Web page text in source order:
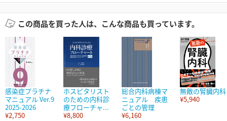
この商品を買った人は、こんな商品も買っています。
感染症プラチナ
マニュアル Ver.9
2025-2026
¥2,750
ホスピタリスト
のための内科診
療フローチャ...
¥8,800
総合内科病棟マ
ニュアル 疾患
ごとの管理
¥6,160
無敵の腎臓内科
¥5,940